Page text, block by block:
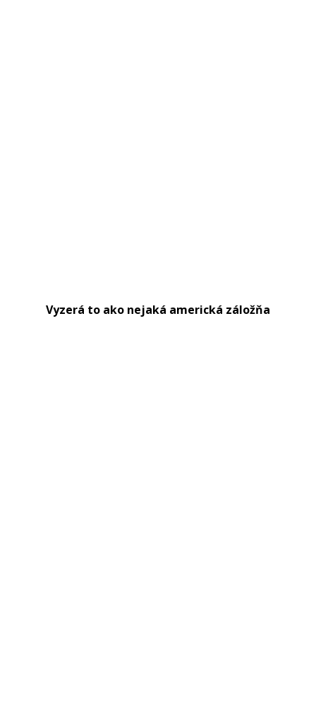
Vyzerá to ako nejaká americká záložňa